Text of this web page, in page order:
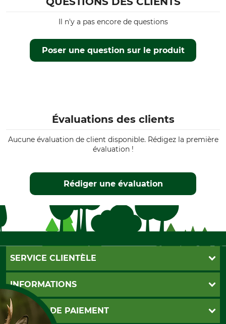
Poser une question sur le produit
Il n'y a pas encore de questions
Évaluations des clients
Aucune évaluation de client disponible. Rédigez la première
évaluation !
Rédiger une évaluation
SERVICE CLIENTÈLE
Foire aux questions
Abonnement à la newsletter
Contact
Garantie / Devis
INFORMATIONS
CGV
Livraison
MOYENS DE PAIEMENT